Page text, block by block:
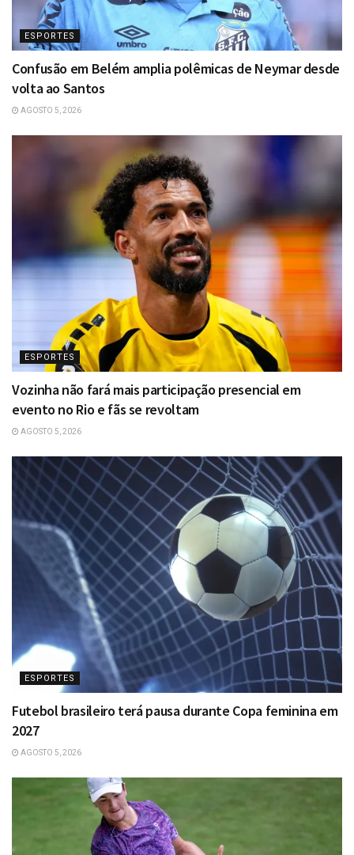
ESPORTES
Confusão em Belém amplia polêmicas de Neymar desde
volta ao Santos
AGOSTO 5, 2026
ESPORTES
Vozinha não fará mais participação presencial em
evento no Rio e fãs se revoltam
AGOSTO 5, 2026
ESPORTES
Futebol brasileiro terá pausa durante Copa feminina em
2027
AGOSTO 5, 2026